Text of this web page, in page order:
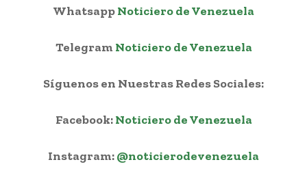
WhatsappNoticiero de Venezuela
Telegram Noticiero de Venezuela
Síguenos en Nuestras Redes Sociales:
Facebook:Noticiero de Venezuela
Instagram:@noticierodevenezuela